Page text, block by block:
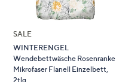
SALE
WINTERENGEL
Wendebettwäsche Rosenranke
Mikrofaser Flanell Einzelbett,
2tlg.